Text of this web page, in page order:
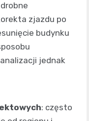
zjazdu po
budynku
jednak
: często